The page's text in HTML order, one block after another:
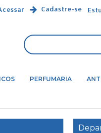
Cadastre-se
PERFUMARIA